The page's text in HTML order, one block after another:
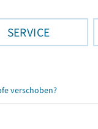
SERVICE
verschoben?